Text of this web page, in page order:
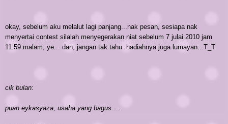
okay, sebelum aku melalut lagi panjang...nak pesan, sesiapa nak
menyertai contest silalah menyegerakan niat sebelum 7 julai 2010 jam
11:59 malam, ye... dan, jangan tak tahu..hadiahnya juga lumayan...T_T
cik bulan:
puan eykasyaza, usaha yang bagus....